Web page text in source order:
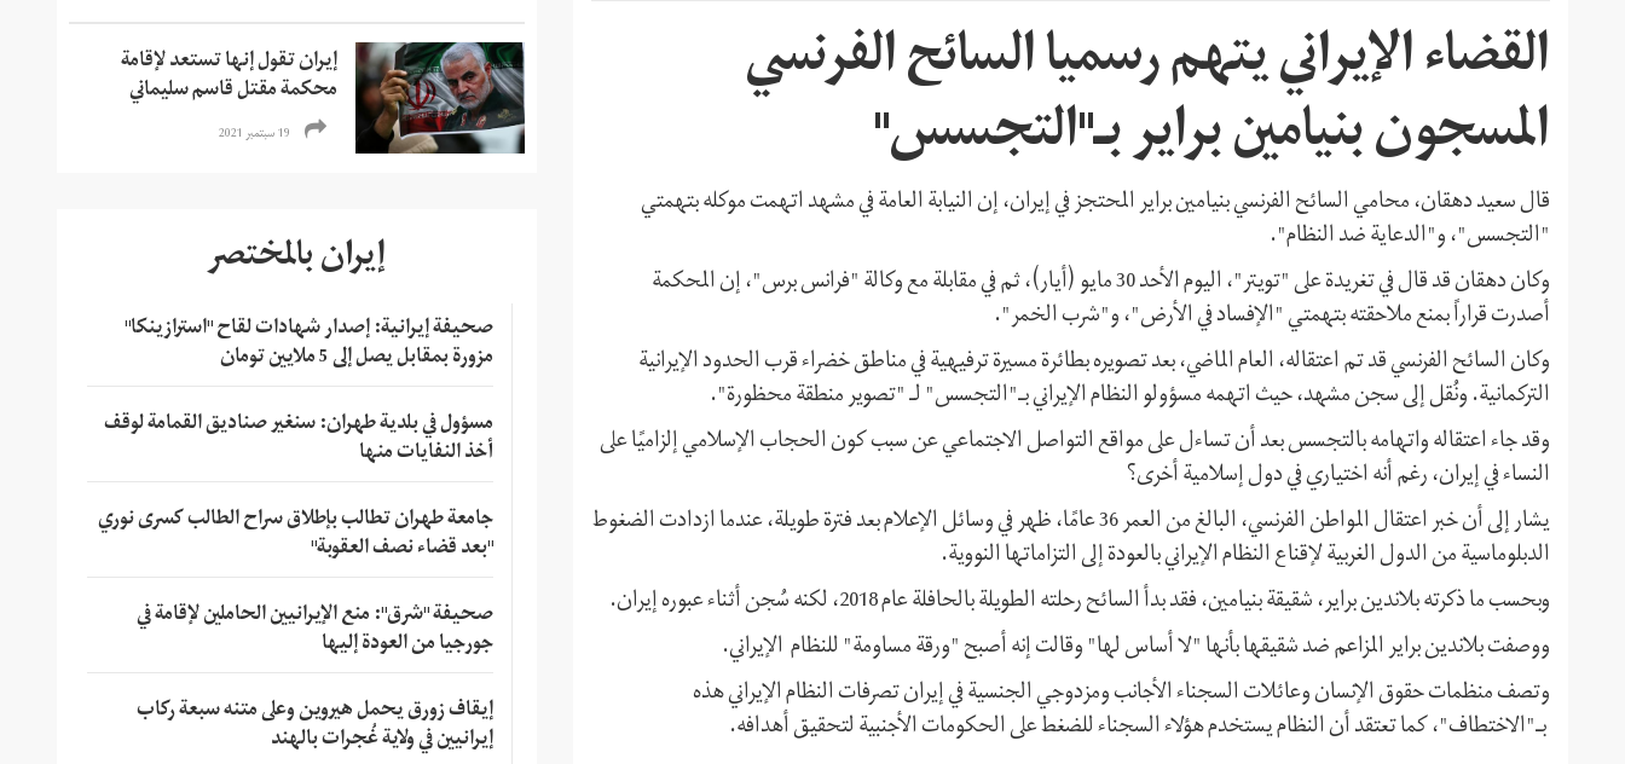
القضاء الإيراني يتهم رسميا السائح الفرنسي
المسجون بنيامين براير بـ"التجسس"
قال سعيد دهقان، محامي السائح الفرنسي بنيامين براير المحتجز في إيران، إن النيابة العامة في مشهد اتهمت موكله بتهمتي
"التجسس"، و"الدعاية ضد النظام".
وكان دهقان قد قال في تغريدة على "تويتر"، اليوم الأحد 30 مايو (أيار)، ثم في مقابلة مع وكالة "فرانس برس"، إن المحكمة
أصدرت قراراً بمنع ملاحقته بتهمتي "الإفساد في الأرض"، و"شرب الخمر".
وكان السائح الفرنسي قد تم اعتقاله، العام الماضي، بعد تصويره بطائرة مسيرة ترفيهية في مناطق خضراء قرب الحدود الإيرانية
التركمانية. ونُقل إلى سجن مشهد، حيث اتهمه مسؤولو النظام الإيراني بـ"التجسس" لـ "تصوير منطقة محظورة".
وقد جاء اعتقاله واتهامه بالتجسس بعد أن تساءل على مواقع التواصل الاجتماعي عن سبب كون الحجاب الإسلامي إلزاميًا على
النساء في إيران، رغم أنه اختياري في دول إسلامية أخرى؟
يشار إلى أن خبر اعتقال المواطن الفرنسي، البالغ من العمر 36 عامًا، ظهر في وسائل الإعلام بعد فترة طويلة، عندما ازدادت الضغوط
الدبلوماسية من الدول الغربية لإقناع النظام الإيراني بالعودة إلى التزاماتها النووية.
وبحسب ما ذكرته بلاندين براير، شقيقة بنيامين، فقد بدأ السائح رحلته الطويلة بالحافلة عام 2018، لكنه سُجن أثناء عبوره إيران.
ووصفت بلاندين براير المزاعم ضد شقيقها بأنها "لا أساس لها" وقالت إنه أصبح "ورقة مساومة" للنظام الإيراني.
وتصف منظمات حقوق الإنسان وعائلات السجناء الأجانب ومزدوجي الجنسية في إيران تصرفات النظام الإيراني هذه
بـ"الاختطاف"، كما تعتقد أن النظام يستخدم هؤلاء السجناء للضغط على الحكومات الأجنبية لتحقيق أهدافه.
إيران تقول إنها تستعد لإقامة
محكمة مقتل قاسم سليماني
19 سبتمبر 2021
إيران بالمختصر
صحيفة إيرانية: إصدار شهادات لقاح "استرازينكا"
مزورة بمقابل يصل إلى 5 ملايين تومان
مسؤول في بلدية طهران: سنغير صناديق القمامة لوقف
أخذ النفايات منها
جامعة طهران تطالب بإطلاق سراح الطالب كسرى نوري
"بعد قضاء نصف العقوبة"
صحيفة "شرق": منع الإيرانيين الحاملين لإقامة في
جورجيا من العودة إليها
إيقاف زورق يحمل هيروين وعلى متنه سبعة ركاب
إيرانيين في ولاية غُجرات بالهند